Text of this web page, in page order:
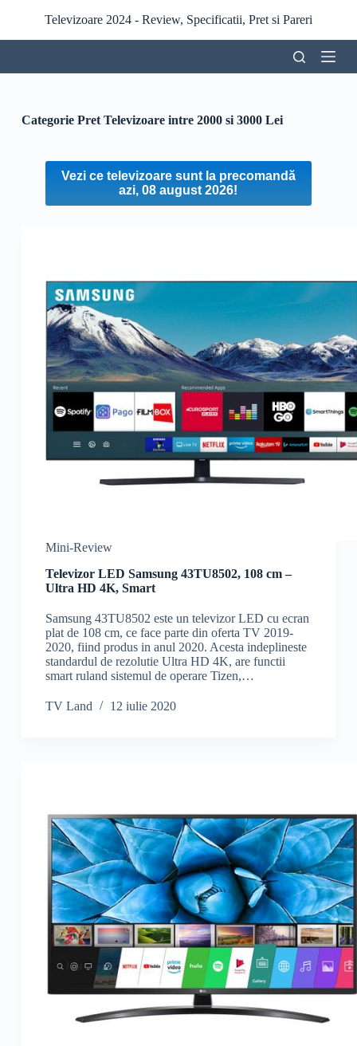
r
l
Televizoare 2024 - Review, Specificatii, Pret si Pareri
Categorie PretTelevizoare intre 2000 si 3000 Lei
Vezi ce televizoare sunt la precomandă
azi, 08 august 2026!
Mini-Review
Televizor LED Samsung 43TU8502, 108 cm –
Ultra HD 4K, Smart
Samsung 43TU8502 este un televizor LED cu ecran
plat de 108 cm, ce face parte din oferta TV 2019-
2020, fiind produs in anul 2020. Acesta indeplineste
standardul de rezolutie Ultra HD 4K, are functii
smart ruland sistemul de operare Tizen,…
TV Land 12 iulie 2020